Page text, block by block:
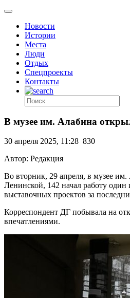
Новости
Истории
Места
Люди
Отдых
Спецпроекты
Контакты
В музее им. Алабина
30 апреля 2025, 11:28 830
Автор: Редакция
Во вторник, 29 апреля, в музее
Ленинской, 142 начал работу
выставочных проектов за
Корреспондент ДГ побывала на
впечатлениями.